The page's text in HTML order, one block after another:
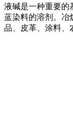
液碱是一种重要的
蓝染料的溶剂。冶
品、皮革、涂料、